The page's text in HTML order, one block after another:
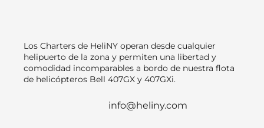
Los Charters de HeliNY operan desde cualquier
helipuerto de la zona y permiten una libertad y
comodidad incomparables a bordo de nuestra flota
de helicópteros Bell 407GX y 407GXi.
info@heliny.com